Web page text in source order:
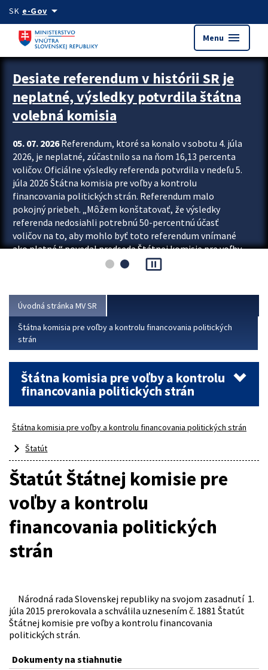
Preskocit na hlavný obsah
SK e-Govarrow_drop_down
Menu menu
Zastavit automatický posun upútavok
Desiate referendum v histórii SR je
neplatné, výsledky potvrdila štátna
volebná komisia
05. 07. 2026Referendum, ktoré sa konalo v sobotu 4. júla
2026, je neplatné, zúčastnilo sa na ňom 16,13 percenta
voličov. Oficiálne výsledky referenda potvrdila v nedeľu 5.
júla 2026 Štátna komisia pre voľby a kontrolu
financovania politických strán. Referendum malo
pokojný priebeh. „Môžem konštatovať, že výsledky
referenda nedosiahli potrebnú 50-percentnú účasť
voličov na to, aby mohlo byť toto referendum vnímané
ako platné,“ povedal predseda Štátnej komisie pre voľby
a kontrolu financovania politických...
pause_presentation
Úvodná stránka MV SR
Štátna komisia pre voľby a kontrolu financovania politických
strán
Štátna komisia pre voľby a kontrolu
financovania politických strán
Štátna komisia pre voľby a kontrolu financovania politických strán
Štatút
Štatút Štátnej komisie pre
voľby a kontrolu
financovania politických
strán
Národná rada Slovenskej republiky na svojom zasadnutí 1.
júla 2015 prerokovala a schválila uznesením č. 1881 Štatút
Štátnej komisie pre voľby a kontrolu financovania
politických strán.
Dokumenty na stiahnutie